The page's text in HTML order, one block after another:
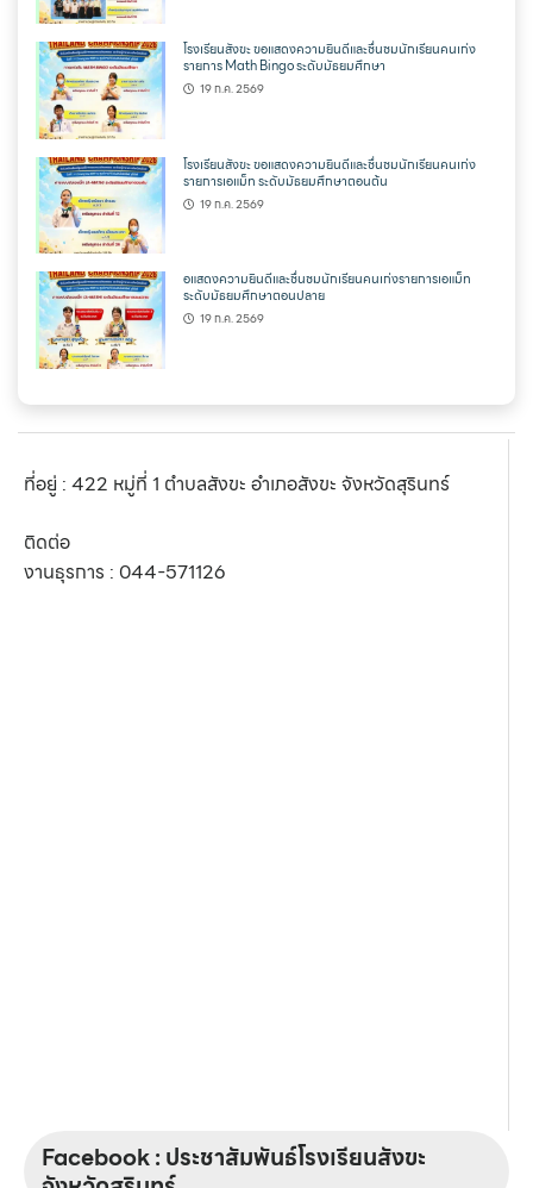
โรงเรียนสังขะ ขอแสดงความยินดีและชื่นชมนักเรียนคนเก่ง
รายการ Math Bingo ระดับมัธยมศึกษา
19 ก.ค. 2569
โรงเรียนสังขะ ขอแสดงความยินดีและชื่นชมนักเรียนคนเก่ง
รายการเอแม็ท ระดับมัธยมศึกษาตอนต้น
19 ก.ค. 2569
อแสดงความยินดีและชื่นชมนักเรียนคนเก่งรายการเอแม็ท
ระดับมัธยมศึกษาตอนปลาย
19 ก.ค. 2569
ที่อยู่ : 422 หมู่ที่ 1 ตำบลสังขะ อำเภอสังขะ จังหวัดสุรินทร์
ติดต่อ
งานธุรการ : 044-571126
Facebook : ประชาสัมพันธ์โรงเรียนสังขะ